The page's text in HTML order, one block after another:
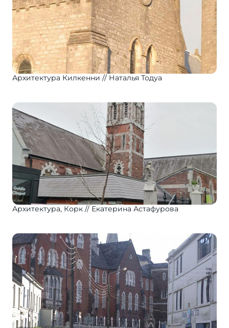
Архитектура Килкенни Наталья Тодуа
Архитектура, Корк Екатерина Астафурова